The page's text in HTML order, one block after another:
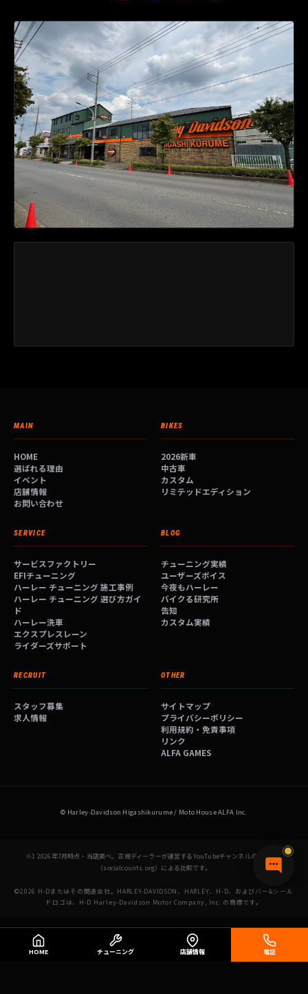
MAIN
HOME
選ばれる理由
イベント
店舗情報
お問い合わせ
BIKES
2026新車
中古車
カスタム
リミテッドエディション
SERVICE
サービスファクトリー
EFIチューニング
ハーレー チューニング 施工事例
ハーレー チューニング 選び方ガイ
ド
ハーレー洗車
エクスプレスレーン
ライダーズサポート
BLOG
チューニング実績
ユーザーズボイス
今夜もハーレー
バイクる研究所
告知
カスタム実績
RECRUIT
スタッフ募集
求人情報
OTHER
サイトマップ
プライバシーポリシー
利用規約・免責事項
リンク
ALFA GAMES
© Harley-Davidson Higashikurume / Moto House ALFA Inc.
※1 2026年7月時点・当店調べ。正規ディーラーが運営するYouTubeチャンネルの登録者数
（socialcounts.org）による比較です。
©2026 H-Dまたはその関連会社。HARLEY-DAVIDSON、HARLEY、H-D、およびバー&シール
ドロゴは、H-D Harley-Davidson Motor Company, Inc. の商標です。
HOME チューニング 店舗情報 電話